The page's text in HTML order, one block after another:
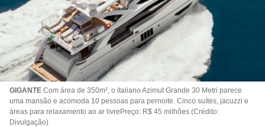
GIGANTE Com área de 350m², o italiano Azimut Grande 30 Metri parece
uma mansão e acomoda 10 pessoas para pernoite. Cinco suítes, jacuzzi e
áreas para relaxamento ao ar livrePreço: R$ 45 milhões (Crédito:
Divulgação)